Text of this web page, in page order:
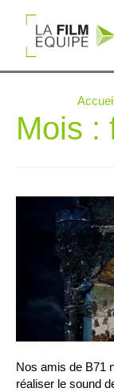
Accueil
Mois :
Nos amis de B71
réaliser le sound